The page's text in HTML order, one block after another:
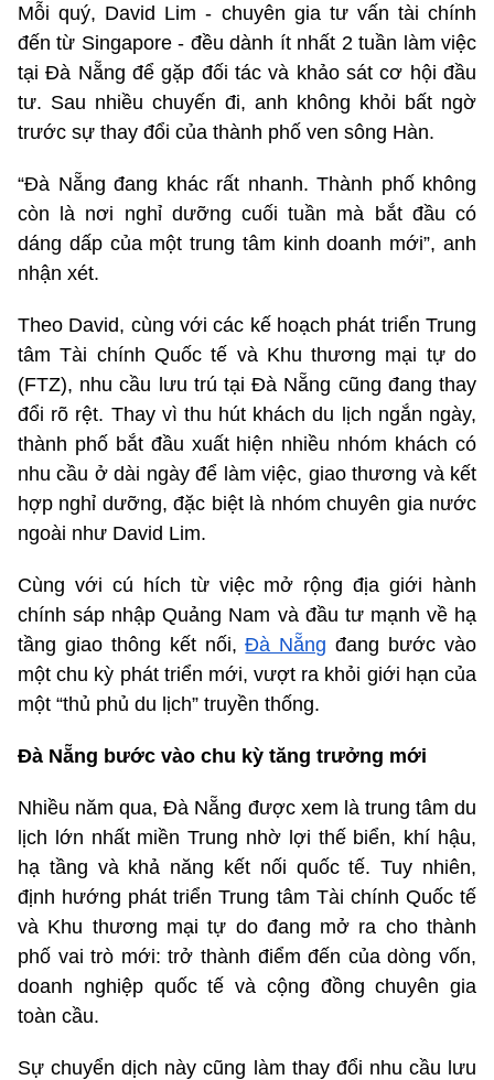
Mỗi quý, David Lim - chuyên gia tư vấn tài chính
đến từ Singapore - đều dành ít nhất 2 tuần làm việc
tại Đà Nẵng để gặp đối tác và khảo sát cơ hội đầu
tư. Sau nhiều chuyến đi, anh không khỏi bất ngờ
trước sự thay đổi của thành phố ven sông Hàn.
“Đà Nẵng đang khác rất nhanh. Thành phố không
còn là nơi nghỉ dưỡng cuối tuần mà bắt đầu có
dáng dấp của một trung tâm kinh doanh mới”, anh
nhận xét.
Theo David, cùng với các kế hoạch phát triển Trung
tâm Tài chính Quốc tế và Khu thương mại tự do
(FTZ), nhu cầu lưu trú tại Đà Nẵng cũng đang thay
đổi rõ rệt. Thay vì thu hút khách du lịch ngắn ngày,
thành phố bắt đầu xuất hiện nhiều nhóm khách có
nhu cầu ở dài ngày để làm việc, giao thương và kết
hợp nghỉ dưỡng, đặc biệt là nhóm chuyên gia nước
ngoài như David Lim.
Cùng với cú hích từ việc mở rộng địa giới hành
chính sáp nhập Quảng Nam và đầu tư mạnh về hạ
tầng giao thông kết nối,Đà Nẵng đang bước vào
một chu kỳ phát triển mới, vượt ra khỏi giới hạn của
một “thủ phủ du lịch” truyền thống.
Đà Nẵng bước vào chu kỳ tăng trưởng mới
Nhiều năm qua, Đà Nẵng được xem là trung tâm du
lịch lớn nhất miền Trung nhờ lợi thế biển, khí hậu,
hạ tầng và khả năng kết nối quốc tế. Tuy nhiên,
định hướng phát triển Trung tâm Tài chính Quốc tế
và Khu thương mại tự do đang mở ra cho thành
phố vai trò mới: trở thành điểm đến của dòng vốn,
doanh nghiệp quốc tế và cộng đồng chuyên gia
toàn cầu.
Sự chuyển dịch này cũng làm thay đổi nhu cầu lưu